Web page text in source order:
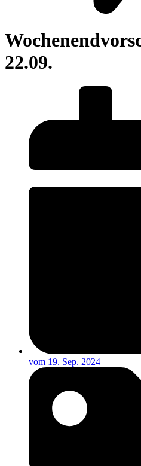
22.09.
vom 19. Sep. 2024